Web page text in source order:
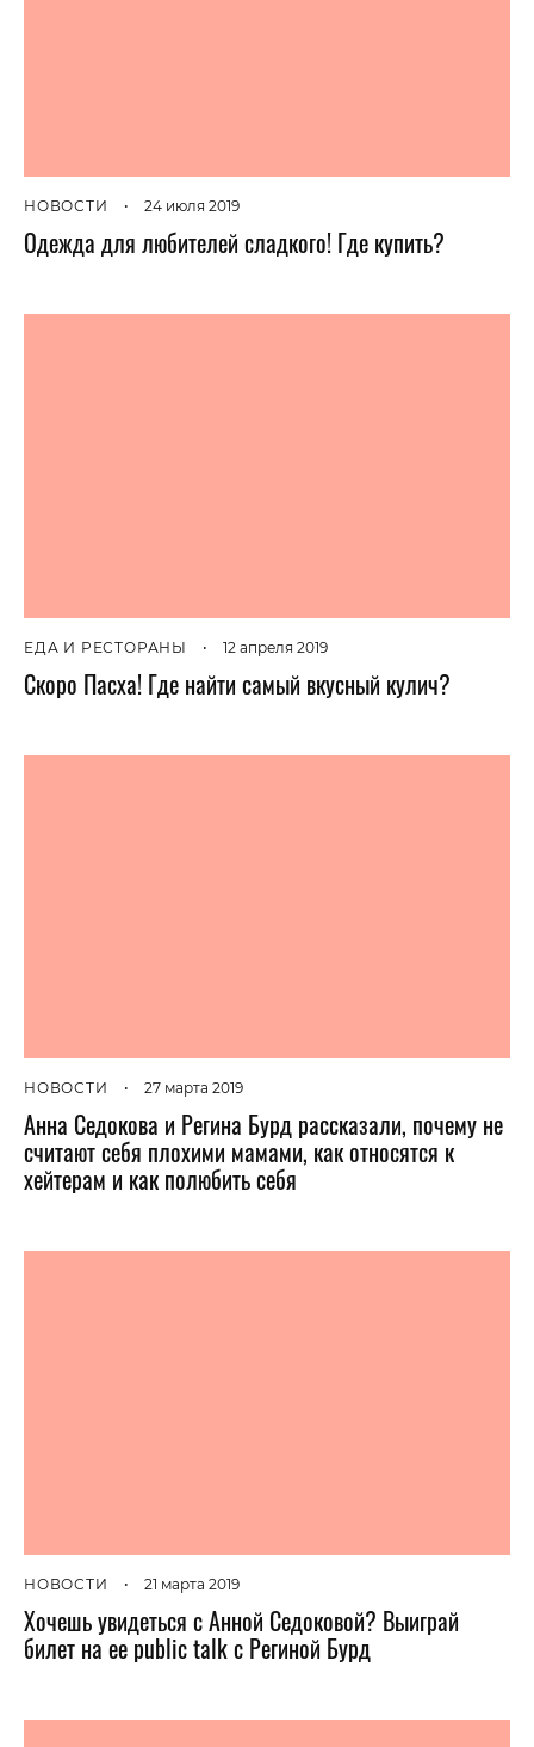
НОВОСТИ • 24 июля 2019
Одежда для любителей сладкого! Где купить?
ЕДА И РЕСТОРАНЫ • 12 апреля 2019
Скоро Пасха! Где найти самый вкусный кулич?
НОВОСТИ • 27 марта 2019
Анна Седокова и Регина Бурд рассказали, почему не
считают себя плохими мамами, как относятся к
хейтерам и как полюбить себя
НОВОСТИ • 21 марта 2019
Хочешь увидеться с Анной Седоковой? Выиграй
билет на ее public talk с Региной Бурд